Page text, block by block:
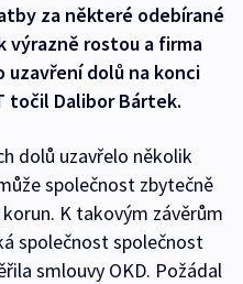
za některé odebírané
výrazně rostou a firma
uzavření dolů na konci
točil Dalibor Bártek.
dolů uzavřelo několik
společnost zbytečně
K takovým závěrům
společnost společnost
smlouvy OKD. Požádal